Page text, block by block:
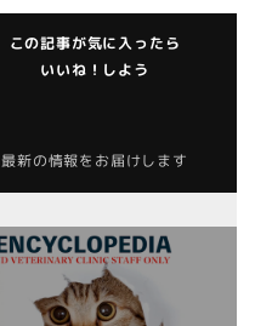
この記事が気に入ったら
いいね！しよう
最新の情報をお届けします